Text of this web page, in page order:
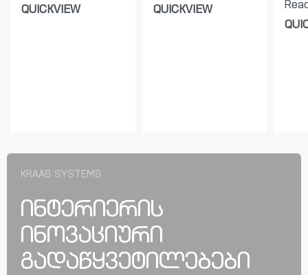
QUICKVIEW
QUICKVIEW
KRAAB SYSTEMS
ინტერიერის
ინოვაციური
გადაწყვეტილებები